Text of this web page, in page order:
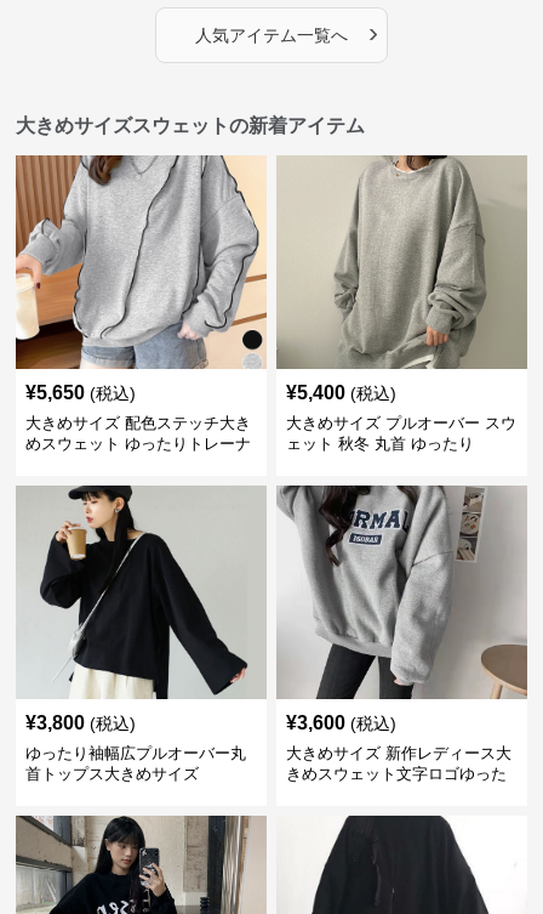
人気アイテム一覧へ ›
大きめサイズスウェットの新着アイテム
¥5,650 (税込)
大きめサイズ 配色ステッチ大き
めスウェット ゆったりトレーナ
¥5,400 (税込)
大きめサイズ プルオーバー スウ
ェット 秋冬 丸首 ゆったり
¥3,800 (税込)
ゆったり袖幅広プルオーバー丸
首トップス大きめサイズ
¥3,600 (税込)
大きめサイズ 新作レディース大
きめスウェット文字ロゴゆった